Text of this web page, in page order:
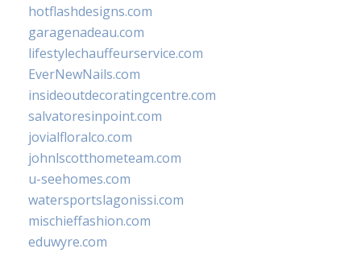
hotflashdesigns.com
garagenadeau.com
lifestylechauffeurservice.com
EverNewNails.com
insideoutdecoratingcentre.com
salvatoresinpoint.com
jovialfloralco.com
johnlscotthometeam.com
u-seehomes.com
watersportslagonissi.com
mischieffashion.com
eduwyre.com